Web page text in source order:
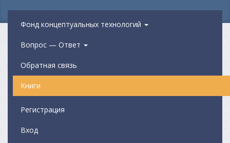
Фонд концептуальных технологий
Вопрос — Ответ
Обратная связь
Книги
Регистрация
Вход